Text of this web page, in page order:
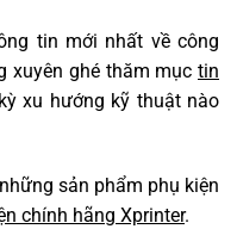
tin mới nhất về công
xuyên ghé thăm mục tin
xu hướng kỹ thuật nào
sản phẩm phụ kiện
chính hãng Xprinter.